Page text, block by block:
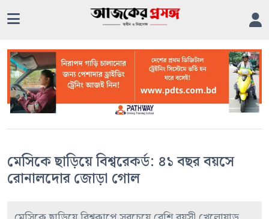
মেসিকে ছাড়িয়ে বিশ্বরেকর্ড: ৪১ বছর বয়সে
রোনালদোর জোড়া গোল